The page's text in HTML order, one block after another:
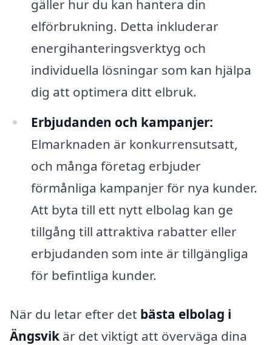
gäller hur du kan hantera din
elförbrukning. Detta inkluderar
energihanteringsverktyg och
individuella lösningar som kan hjälpa
dig att optimera ditt elbruk.
Erbjudanden och kampanjer:
Elmarknaden är konkurrensutsatt,
och många företag erbjuder
förmånliga kampanjer för nya kunder.
Att byta till ett nytt elbolag kan ge
tillgång till attraktiva rabatter eller
erbjudanden som inte är tillgängliga
för befintliga kunder.
När du letar efter det bästa elbolag i
Ängsvik är det viktigt att överväga dina